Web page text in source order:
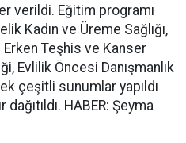
verildi. Eğitim programı
Kadın ve Üreme Sağlığı,
Erken Teşhis ve Kanser
Evlilik Öncesi Danışmanlık
çeşitli sunumlar yapıldı
HABER: Şeyma